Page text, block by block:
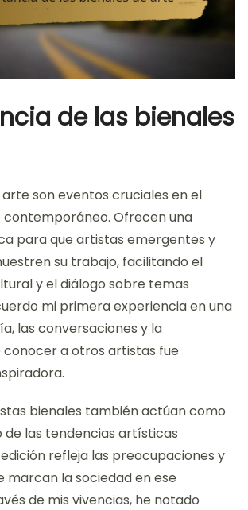
de las bienales
arte son eventos cruciales en el
Ofrecen una
para que artistas emergentes y
su trabajo, facilitando el
y el diálogo sobre temas
mi primera experiencia en una
las conversaciones y la
a otros artistas fue
bienales también actúan como
las tendencias artísticas
refleja las preocupaciones y
marcan la sociedad en ese
de mis vivencias, he notado